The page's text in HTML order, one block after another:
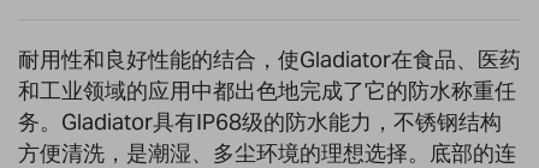
耐用性和良好性能的结合，使Gladiator在食品、医药
和工业领域的应用中都出色地完成了它的防水称重任
务。Gladiator具有IP68级的防水能力，不锈钢结构
方便清洗，是潮湿、多尘环境的理想选择。底部的连